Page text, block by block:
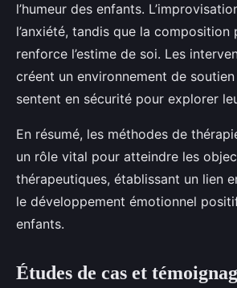
l’humeur des enfants.
l’anxiété, tandis que la composition
renforce l’estime de soi. Les
créent un environnement de
sentent en sécurité pour explorer
En résumé, les méthodes de
un rôle vital pour atteindre les
thérapeutiques, établissant un lien
le développement émotionnel
enfants.
Études de cas et